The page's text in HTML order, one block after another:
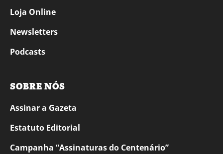
Loja Online
Newsletters
Podcasts
SOBRE NÓS
Assinar a Gazeta
Estatuto Editorial
Campanha “Assinaturas do Centenário”